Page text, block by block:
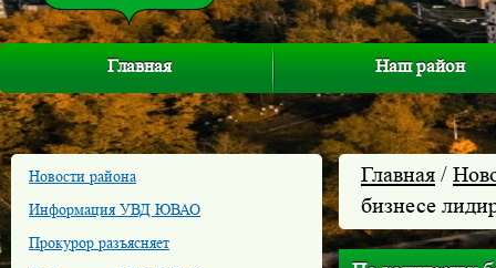
Главная Наш район
Новости района
Информация УВД ЮВАО
Прокурор разъясняет
Главная /
бизнесе